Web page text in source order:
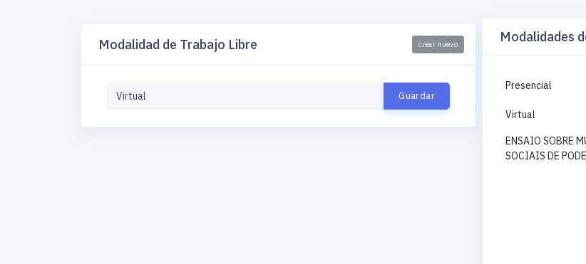
Modalidad de Trabajo Libre crear nuevo Modalidades
Presencial
Virtual
ENSAIO SOBRE
SOCIAIS DE